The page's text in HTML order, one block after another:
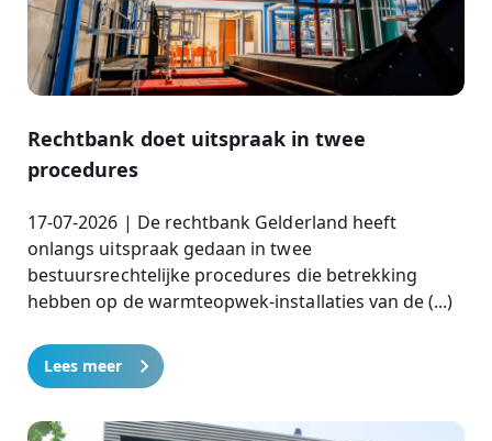
Rechtbank doet uitspraak in twee
procedures
17-07-2026 | De rechtbank Gelderland heeft
onlangs uitspraak gedaan in twee
bestuursrechtelijke procedures die betrekking
hebben op de warmteopwek-installaties van de (...)
Lees meer